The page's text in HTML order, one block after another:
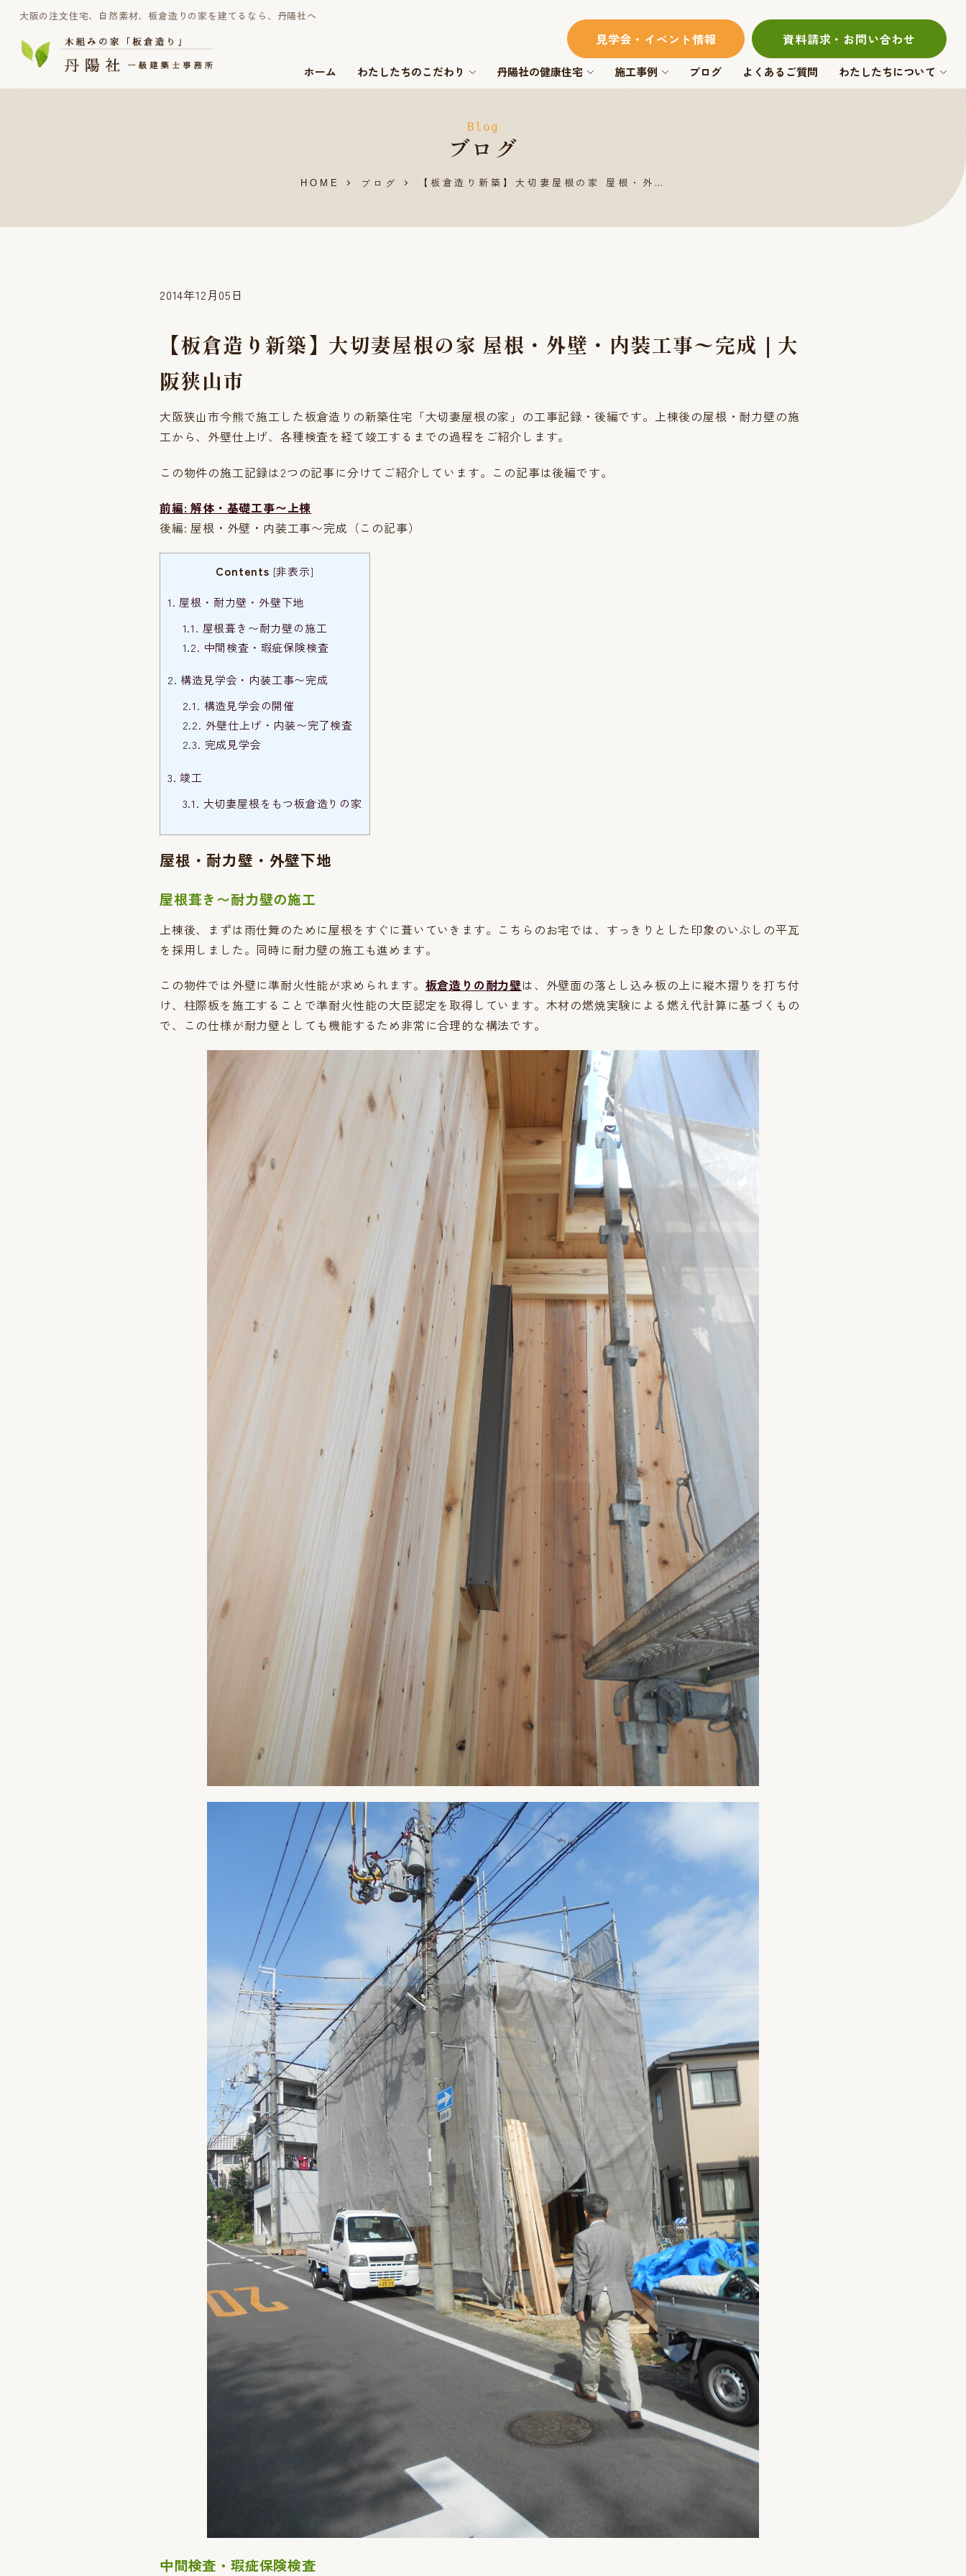
大阪の注文住宅、自然素材、板倉造りの家を建てるなら、丹陽社へ
見学会・イベント情報 資料請求・お問い合わせ
ホーム わたしたちのこだわり 丹陽社の健康住宅 施工事例 ブログ よくあるご質問 わたしたちについて
Blog
ブログ
HOME ブログ 【板倉造り新築】大切妻屋根の家 屋根・外…
2014年12月05日
【板倉造り新築】大切妻屋根の家 屋根・外壁・内装工事〜完成｜大
阪狭山市
大阪狭山市今熊で施工した板倉造りの新築住宅「大切妻屋根の家」の工事記録・後編です。上棟後の屋根・耐力壁の施
工から、外壁仕上げ、各種検査を経て竣工するまでの過程をご紹介します。
この物件の施工記録は2つの記事に分けてご紹介しています。この記事は後編です。
前編: 解体・基礎工事〜上棟
後編: 屋根・外壁・内装工事〜完成（この記事）
Contents [非表示]
1. 屋根・耐力壁・外壁下地
1.1. 屋根葺き〜耐力壁の施工
1.2. 中間検査・瑕疵保険検査
2. 構造見学会・内装工事〜完成
2.1. 構造見学会の開催
2.2. 外壁仕上げ・内装〜完了検査
2.3. 完成見学会
3. 竣工
3.1. 大切妻屋根をもつ板倉造りの家
屋根・耐力壁・外壁下地
屋根葺き〜耐力壁の施工
上棟後、まずは雨仕舞のために屋根をすぐに葺いていきます。こちらのお宅では、すっきりとした印象のいぶしの平瓦
を採用しました。同時に耐力壁の施工も進めます。
この物件では外壁に準耐火性能が求められます。 板倉造りの耐力壁は、外壁面の落とし込み板の上に縦木摺りを打ち付
け、柱際板を施工することで準耐火性能の大臣認定を取得しています。木材の燃焼実験による燃え代計算に基づくもの
で、この仕様が耐力壁としても機能するため非常に合理的な構法です。
中間検査・瑕疵保険検査